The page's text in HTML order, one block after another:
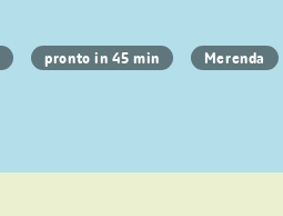
pronto in 45 min Merenda